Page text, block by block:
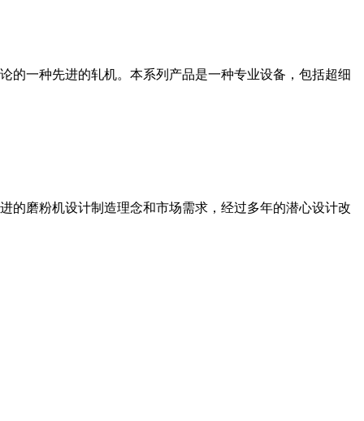
的一种先进的轧机。本系列产品是一种专业设备，包括超细
的磨粉机设计制造理念和市场需求，经过多年的潜心设计改